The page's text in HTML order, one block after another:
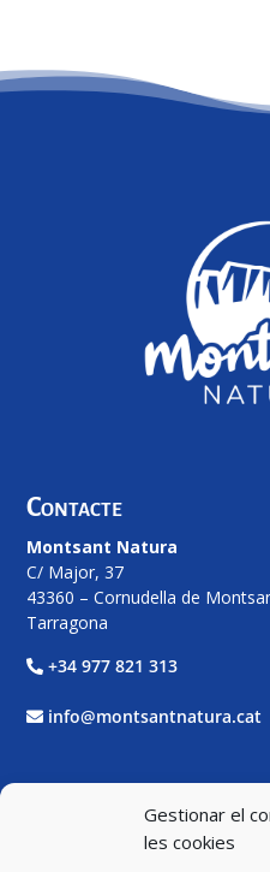
Gestionar el
les cookies
Contacte
Montsant Natura
C/ Major, 37
43360 – Cornudella de
Tarragona
+34 977 821 313
info@montsantnatura.cat
Facebook